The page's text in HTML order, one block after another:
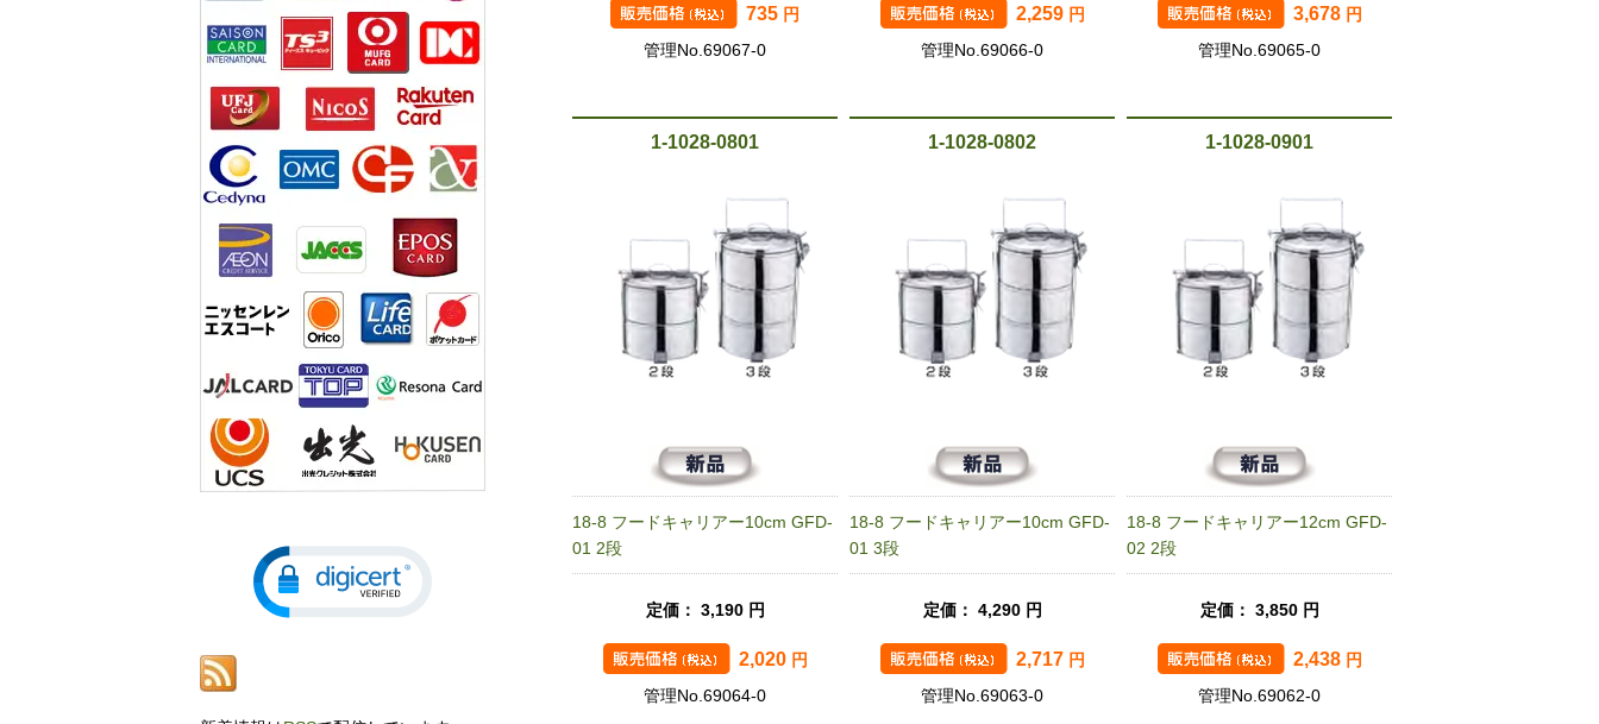
735 円
管理No.69067-0
2,259 円
管理No.69066-0
3,678 円
管理No.69065-0
1-1028-0801
18-8 フードキャリアー10cm GFD-
01 2段
定価： 3,190 円
2,020 円
管理No.69064-0
1-1028-0802
18-8 フードキャリアー10cm GFD-
01 3段
定価： 4,290 円
2,717 円
管理No.69063-0
1-1028-0901
18-8 フードキャリアー12cm GFD-
02 2段
定価： 3,850 円
2,438 円
管理No.69062-0